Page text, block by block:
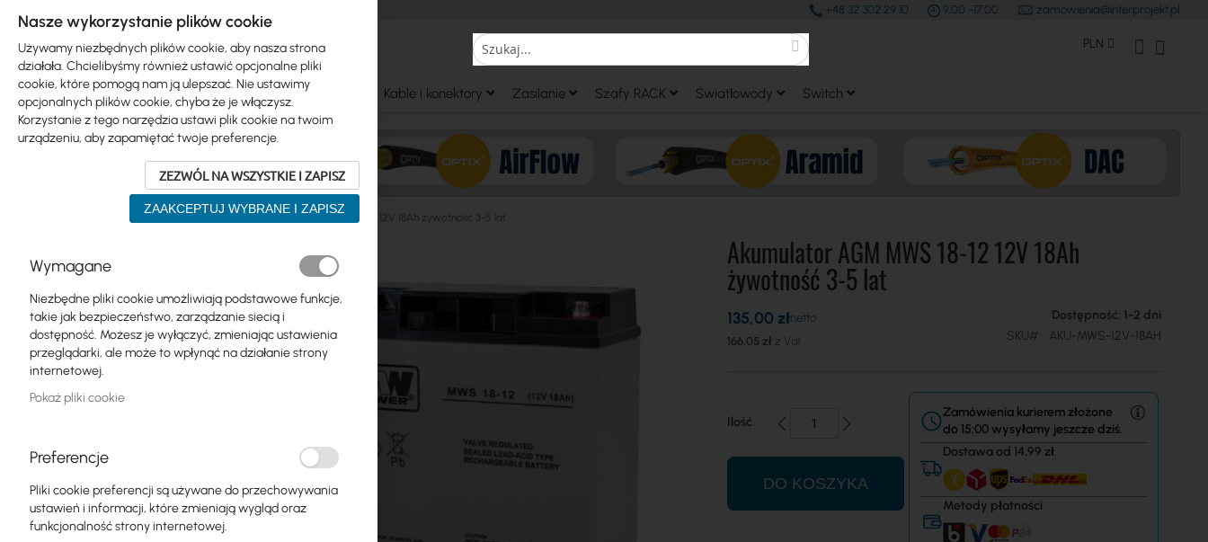
+48 32 302 29 10 9.00 -17.00 zamowienia@interprojekt.pl
Search
Search Waluta
PLN Konto Klienta
Ubiquiti Mikrotik WiFi & SOHO Kable i konektory Zasilanie Szafy RACK Światłowody Switch
Zasilanie Akumulator AGM MWS 18-12 12V 18Ah żywotność 3-5 lat
Skip
product
list
Ubiquiti
Mikrotik
WiFi & SOHO
Anteny
Switch
Punkty dostępowe
Kable koncentryczne
na
galerii
Akumulator AGM MWS 18-12 12V 18Ah
żywotność 3-5 lat
166,05 zł
135,00 zł
Dostępność: 1-2 dni
SKU
AKU-MWS-12V-18AH
Ilość
DO KOSZYKA
Zamówienia kurierem złożone
do 15:00 wysyłamy jeszcze dziś.
Dostawa od 14,99 zł
Metody płatności
Nasze wykorzystanie plików cookie
Używamy niezbędnych plików cookie, aby nasza strona
działała. Chcielibyśmy również ustawić opcjonalne pliki
cookie, które pomogą nam ją ulepszać. Nie ustawimy
opcjonalnych plików cookie, chyba że je włączysz.
Korzystanie z tego narzędzia ustawi plik cookie na twoim
urządzeniu, aby zapamiętać twoje preferencje.
ZEZWÓL NA WSZYSTKIE I ZAPISZ
ZAAKCEPTUJ WYBRANE I ZAPISZ
Wymagane
Niezbędne pliki cookie umożliwiają podstawowe funkcje,
takie jak bezpieczeństwo, zarządzanie siecią i
dostępność. Możesz je wyłączyć, zmieniając ustawienia
przeglądarki, ale może to wpłynąć na działanie strony
internetowej.
Pokaż pliki cookie
Preferencje
Pliki cookie preferencji są używane do przechowywania
ustawień i informacji, które zmieniają wygląd oraz
funkcjonalność strony internetowej.